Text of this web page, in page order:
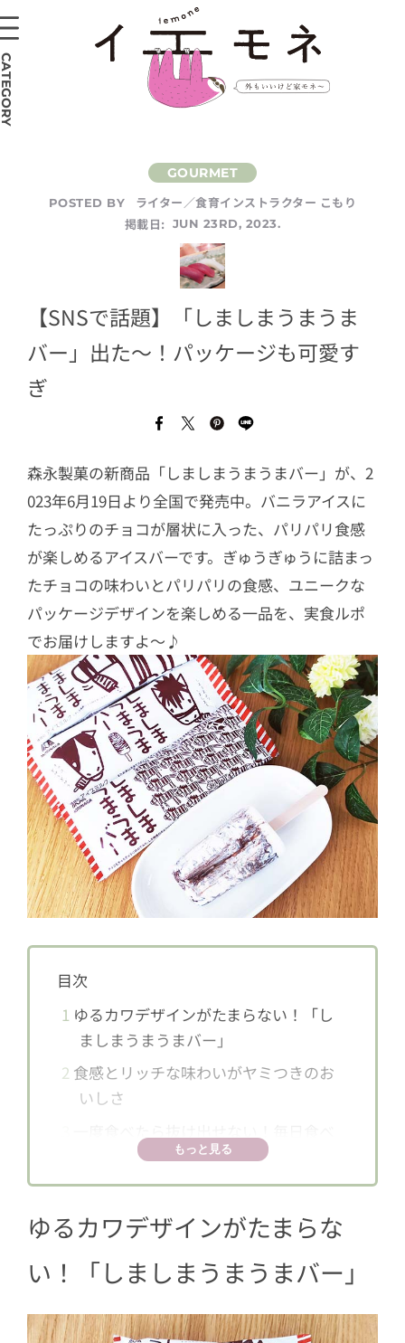
POSTED BY
ライター／食育インストラクター こもり
掲載日:
JUN 23RD, 2023.
【SNSで話題】「しましまうまうま
バー」出た〜！パッケージも可愛す
ぎ
森永製菓の新商品「しましまうまうまバー」が、2
023年6月19日より全国で発売中。バニラアイスに
たっぷりのチョコが層状に入った、パリパリ食感
が楽しめるアイスバーです。ぎゅうぎゅうに詰まっ
たチョコの味わいとパリパリの食感、ユニークな
パッケージデザインを楽しめる一品を、実食ルポ
でお届けしますよ〜♪
目次
1 ゆるカワデザインがたまらない！「し
ましまうまうまバー」
2 食感とリッチな味わいがヤミつきのお
いしさ
たくなるアイスバー
もっと見る
ゆるカワデザインがたまらな
い！「しましまうまうまバー」